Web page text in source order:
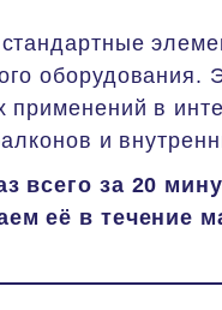
в
и
всего за 20
её в течение